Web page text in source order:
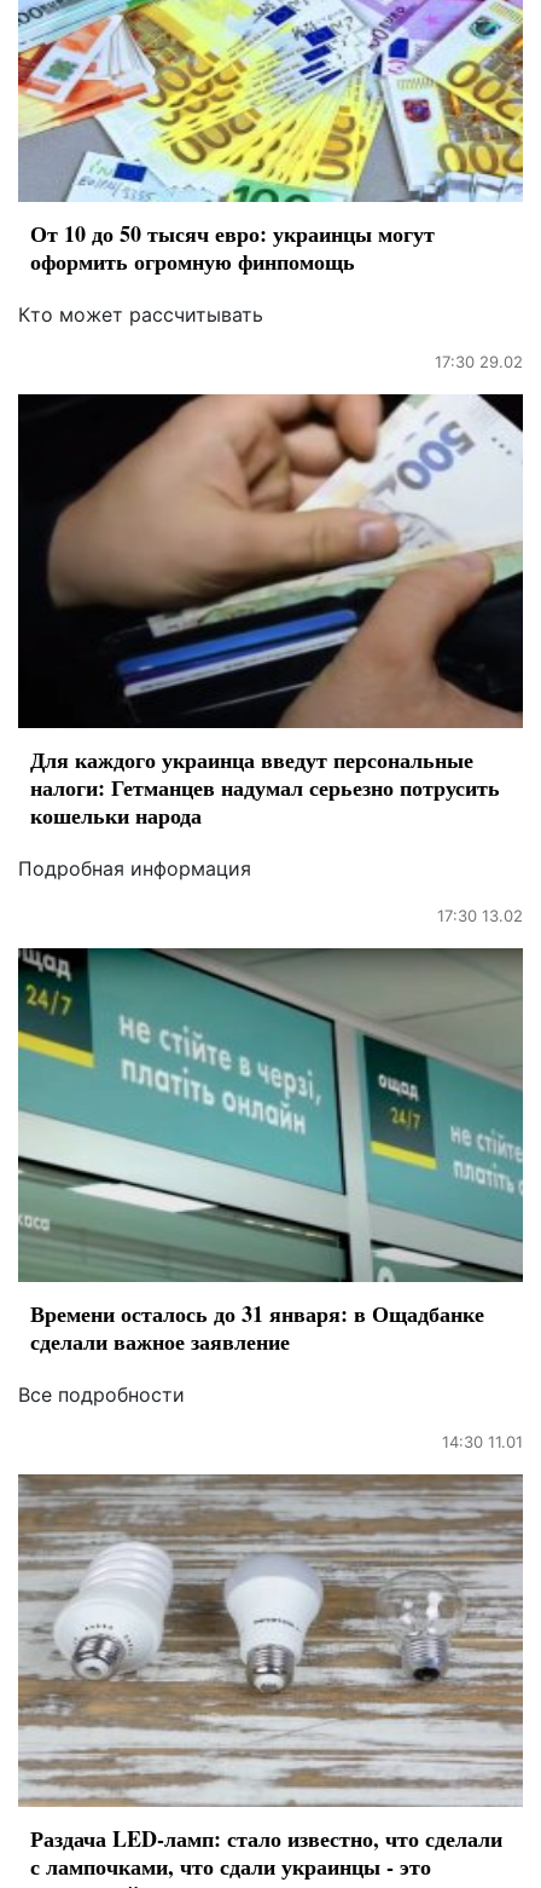
От 10 до 50 тысяч евро: украинцы могут
оформить огромную финпомощь
Кто может рассчитывать
17:30 29.02
Для каждого украинца введут персональные
налоги: Гетманцев надумал серьезно потрусить
кошельки народа
Подробная информация
17:30 13.02
Времени осталось до 31 января: в Ощадбанке
сделали важное заявление
Все подробности
14:30 11.01
Раздача LED-ламп: стало известно, что сделали
с лампочками, что сдали украинцы - это